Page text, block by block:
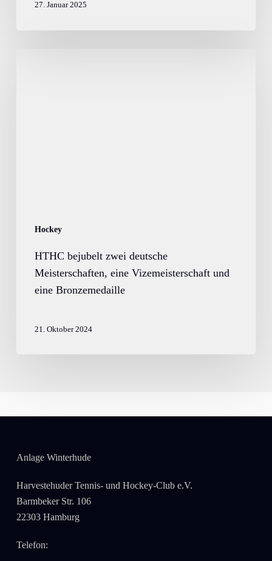
27. Januar 2025
Hockey
HTHC bejubelt zwei deutsche
Meisterschaften, eine Vizemeisterschaft und
eine Bronzemedaille
21. Oktober 2024
Anlage Winterhude
Harvestehuder Tennis- und Hockey-Club e.V.
Barmbeker Str. 106
22303 Hamburg
Telefon: